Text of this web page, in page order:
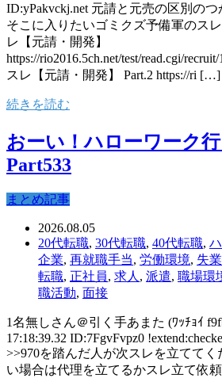
ID:yPakvckj.net 元請と元売の区別のつ
そこに入りたいゴミクズ予備軍のス
レ【元請・開発】
https://rio2016.5ch.net/test/read.cgi/
スレ【元請・開発】 Part.2 https://ri […]
続きを読む
おーい！ハローワーク
Part533
まとめ記事
2026.08.05
20代転職, 30代転職, 40代転職,
企業, 再就職手当, 労働環境, 失
転職, 正社員, 求人 , 派遣, 職場環
職活動, 面接
1名無しさん＠引く手あまた (ﾜｯﾁｮｲ
17:18:39.32 ID:7FgvFvpz0
>>970を踏んだ人が次スレを立てて
い場合は代理を立てるかスレ立て依